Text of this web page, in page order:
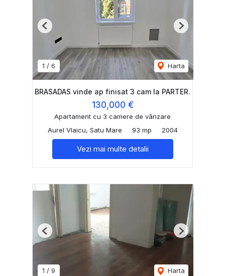
1 / 6 Harta
Previous Next
BRASADAS vinde ap finisat 3 cam la PARTER.
130,000 €
Apartament cu 3 camere de vânzare
Aurel Vlaicu, Satu Mare
93 mp 2004
Vezi mai multe detalii
1 / 9 Harta
Previous Next